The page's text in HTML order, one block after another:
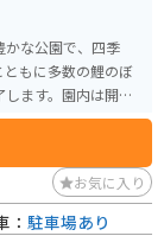
かな公園で、四季
もに多数の鯉のぼ
ます。園内は開放
のんびりと過ごし
着いており、ゆっ
利用しやすい環境
ュできる穴場的な
お気に入り
： 駐車場あり